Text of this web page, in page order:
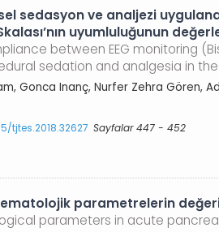
sedasyon ve analjezi
uyumluluğunun
between EEG monitoring
sedation and analgesia in
Gonca Inanç, Nurfer Zehra Gören,
tjtes.2018.32627 Sayfalar 447 - 452
parametrelerin
parameters in acute